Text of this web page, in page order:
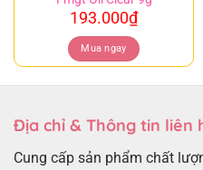
193.000₫
Mua ngay
Địa chỉ & Thông tin liên
Cung cấp sản phẩm chất